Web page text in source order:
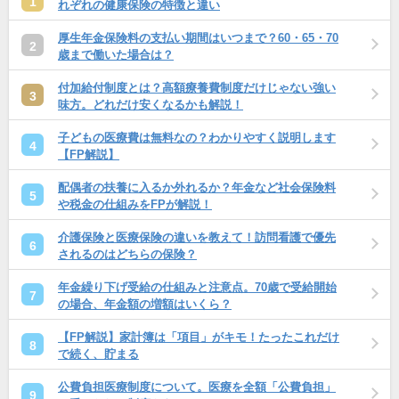
れぞれの健康保険の特徴と違い
2
厚生年金保険料の支払い期間はいつまで？60・65・70
歳まで働いた場合は？
3
付加給付制度とは？高額療養費制度だけじゃない強い
味方。どれだけ安くなるかも解説！
4
子どもの医療費は無料なの？わかりやすく説明します
【FP解説】
5
配偶者の扶養に入るか外れるか？年金など社会保険料
や税金の仕組みをFPが解説！
6
介護保険と医療保険の違いを教えて！訪問看護で優先
されるのはどちらの保険？
7
年金繰り下げ受給の仕組みと注意点。70歳で受給開始
の場合、年金額の増額はいくら？
8
【FP解説】家計簿は「項目」がキモ！たったこれだけ
で続く、貯まる
9
公費負担医療制度について。医療を全額「公費負担」